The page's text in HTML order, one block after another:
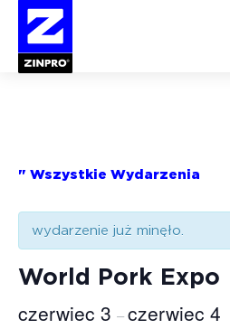
" Wszystkie Wydarzenia
wydarzenie już minęło.
World Pork Expo
czerwiec 3 –czerwiec 4